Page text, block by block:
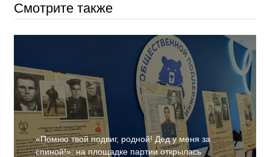
Смотрите также
«Помню твой подвиг, родной! Дед у меня за
спиной!»: на площадке партии открылась